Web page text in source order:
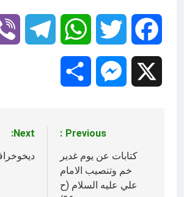
Facebook
Twitter
WhatsApp
Messenger
المقالات
Previous:
كتابات عن يوم غدير
خم وتنصيب الامام
علي عليه السلام (ح
Next: